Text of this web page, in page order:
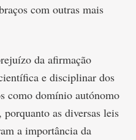
com outras mais
da afirmação
e disciplinar dos
como domínio autónomo
as diversas leis
a importância da